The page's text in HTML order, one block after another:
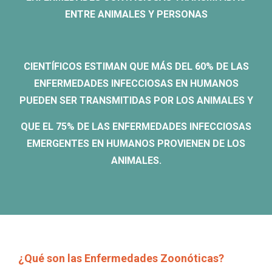
ENTRE ANIMALES Y PERSONAS
CIENTÍFICOS ESTIMAN QUE MÁS DEL 60% DE LAS
ENFERMEDADES INFECCIOSAS EN HUMANOS
PUEDEN SER TRANSMITIDAS POR LOS ANIMALES Y
QUE EL 75% DE LAS ENFERMEDADES INFECCIOSAS
EMERGENTES EN HUMANOS PROVIENEN DE LOS
ANIMALES.
¿Qué son las Enfermedades Zoonóticas?